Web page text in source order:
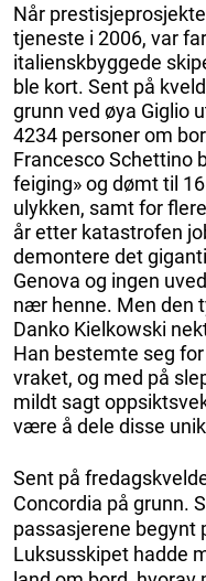
Når
tjeneste i 2006, var
italienskbyggede
ble kort. Sent på
grunn ved øya Giglio
4234 personer om
Francesco Schettino
feiging» og dømt til
ulykken, samt for
år etter katastrofen
demontere det
Genova og ingen
nær henne. Men den
Danko Kielkowski
Han bestemte seg
vraket, og med på
mildt sagt
være å dele disse
Sent på
Concordia på grunn.
passasjerene begynt
Luksusskipet hadde